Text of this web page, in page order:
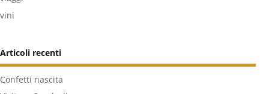
vini
Articoli recenti
Confetti nascita